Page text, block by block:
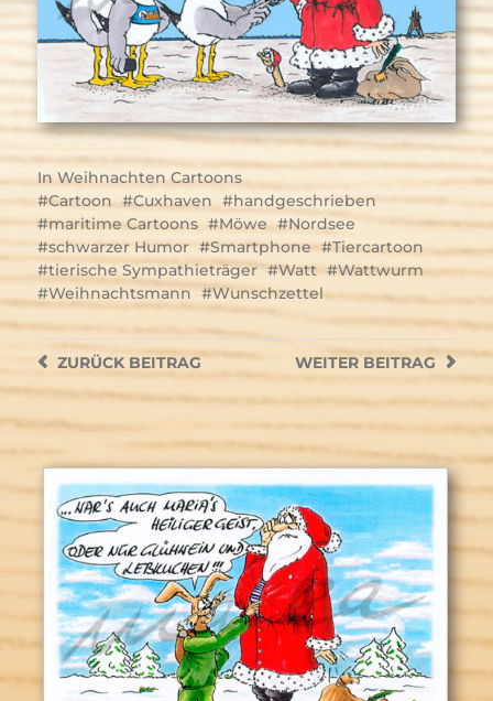
InWeihnachten Cartoons
Cartoon
Cuxhaven
handgeschrieben
maritime Cartoons
Möwe
Nordsee
schwarzer Humor
Smartphone
Tiercartoon
tierische Sympathieträger
Watt
Wattwurm
Weihnachtsmann
Wunschzettel
WEITER BEITRAG
ZURÜCKBEITRAG